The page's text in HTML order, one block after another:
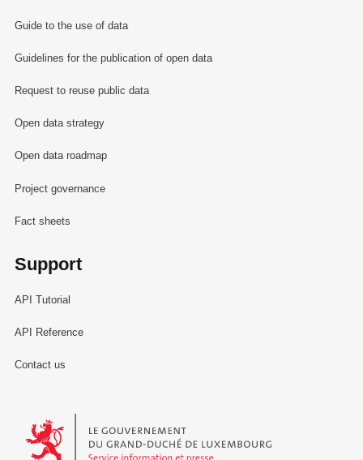
Guide to the use of data
Guidelines for the publication of open data
Request to reuse public data
Open data strategy
Open data roadmap
Project governance
Fact sheets
Support
API Tutorial
API Reference
Contact us
Le Gouvernement du Grand-Duché de Luxembourg - Service